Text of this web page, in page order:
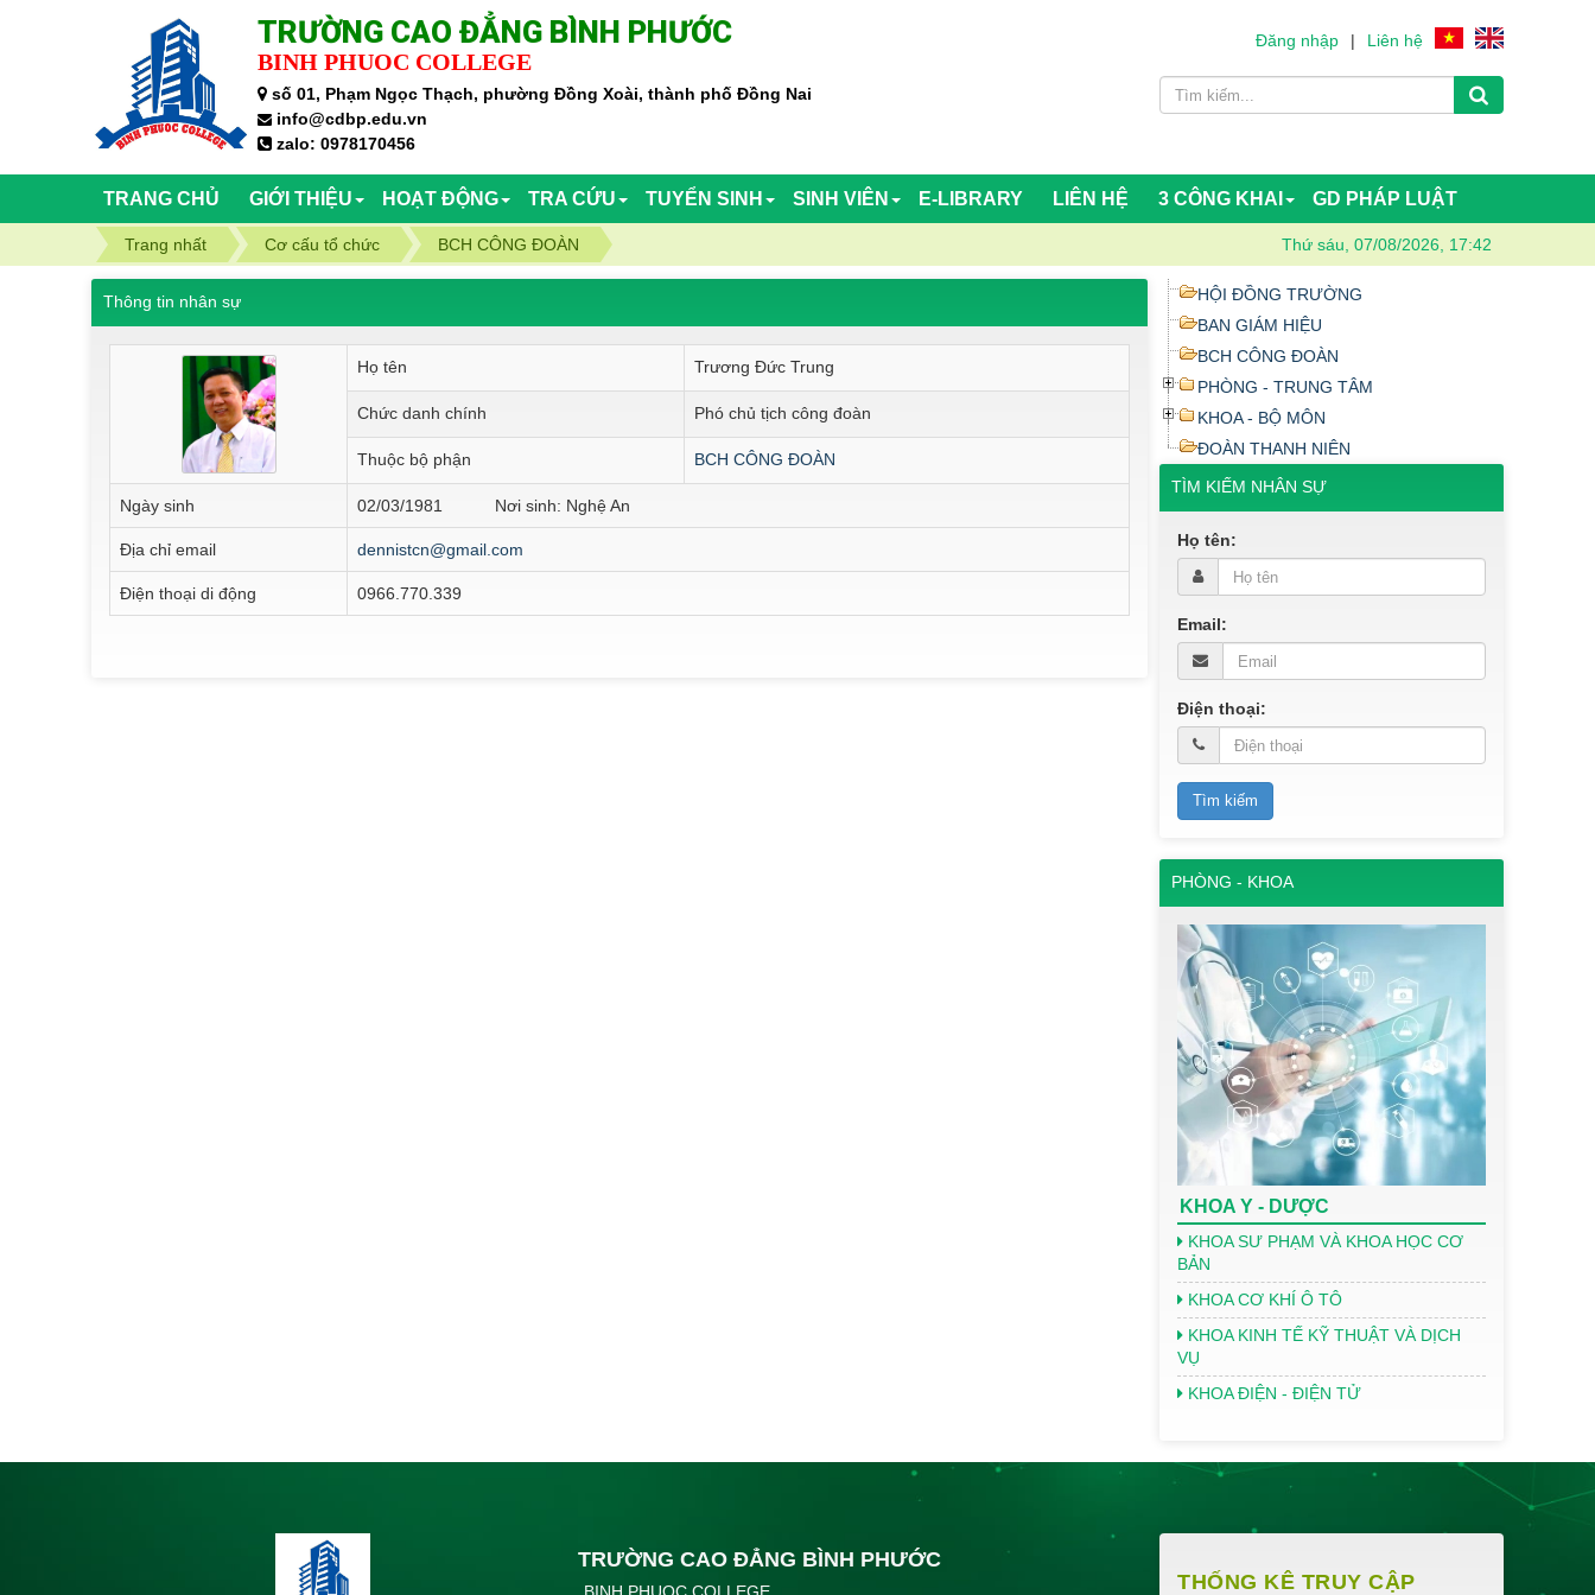
TRƯỜNG CAO ĐẲNG BÌNH PHƯỚC
BINH PHUOC COLLEGE
số 01, Phạm Ngọc Thạch, phường Đồng Xoài, thành phố Đồng Nai
info@cdbp.edu.vn
zalo: 0978170456
Đăng nhập | Liên hệ
TRANG CHỦ GIỚI THIỆU HOẠT ĐỘNG TRA CỨU TUYỂN SINH SINH VIÊN E-LIBRARY LIÊN HỆ 3 CÔNG KHAI GD PHÁP LUẬT
Trang nhất Cơ cấu tổ chức BCH CÔNG ĐOÀN Thứ sáu, 07/08/2026, 17:42
Thông tin nhân sự
Họ tên Trương Đức Trung
Chức danh chính Phó chủ tịch công đoàn
Thuộc bộ phận BCH CÔNG ĐOÀN
Ngày sinh 02/03/1981 Nơi sinh: Nghệ An
Địa chỉ email dennistcn@gmail.com
Điện thoại di động 0966.770.339
HỘI ĐỒNG TRƯỜNG
BAN GIÁM HIỆU
BCH CÔNG ĐOÀN
PHÒNG - TRUNG TÂM
KHOA - BỘ MÔN
ĐOÀN THANH NIÊN
TÌM KIẾM NHÂN SỰ
Họ tên:
Email:
Điện thoại:
PHÒNG - KHOA
KHOA Y - DƯỢC
KHOA SƯ PHẠM VÀ KHOA HỌC CƠ
BẢN
KHOA CƠ KHÍ Ô TÔ
KHOA KINH TẾ KỸ THUẬT VÀ DỊCH
VỤ
KHOA ĐIỆN - ĐIỆN TỬ
TRƯỜNG CAO ĐẲNG BÌNH PHƯỚC
THỐNG KÊ TRUY CẬP